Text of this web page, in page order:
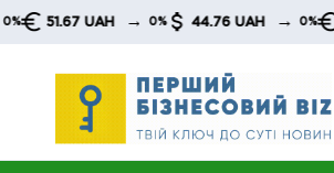
Skip
51.67 UAH → 0% 44.76 UAH → 0%